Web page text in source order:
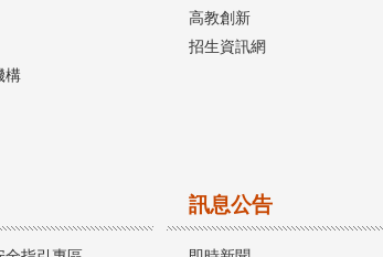
構
高教創新
招生資訊網
訊息公告